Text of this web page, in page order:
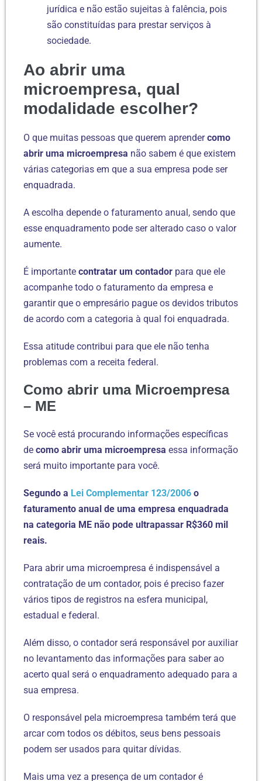
jurídica e não estão sujeitas à falência, pois
são constituídas para prestar serviços à
sociedade.
Ao abrir uma
microempresa, qual
modalidade escolher?
O que muitas pessoas que querem aprendercomo
abrir uma microempresa não sabem é que existem
várias categorias em que a sua empresa pode ser
enquadrada.
A escolha depende o faturamento anual, sendo que
esse enquadramento pode ser alterado caso o valor
aumente.
É importante contratar um contador para que ele
acompanhe todo o faturamento da empresa e
garantir que o empresário pague os devidos tributos
de acordo com a categoria à qual foi enquadrada.
Essa atitude contribui para que ele não tenha
problemas com a receita federal.
Como abrir uma Microempresa
– ME
Se você está procurando informações específicas
de como abrir uma microempresa essa informação
será muito importante para você.
Segundo a Lei Complementar 123/2006 o
faturamento anual de uma empresa enquadrada
na categoria ME não pode ultrapassar R$360 mil
reais.
Para abrir uma microempresa é indispensável a
contratação de um contador, pois é preciso fazer
vários tipos de registros na esfera municipal,
estadual e federal.
Além disso, o contador será responsável por auxiliar
no levantamento das informações para saber ao
acerto qual será o enquadramento adequado para a
sua empresa.
O responsável pela microempresa também terá que
arcar com todos os débitos, seus bens pessoais
podem ser usados para quitar dívidas.
Mais uma vez a presença de um contador é